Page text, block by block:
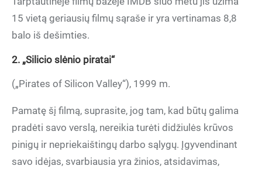
15 vietą geriausių filmų sąraše ir yra vertinamas 8,8
balo iš dešimties.
2. „Silicio slėnio piratai“
(„Pirates of Silicon Valley“), 1999 m.
Pamatę šį filmą, suprasite, jog tam, kad būtų galima
pradėti savo verslą, nereikia turėti didžiulės krūvos
pinigų ir nepriekaištingų darbo sąlygų. Įgyvendinant
savo idėjas, svarbiausia yra žinios, atsidavimas,